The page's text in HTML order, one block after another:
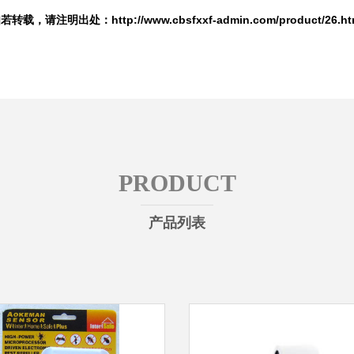
转载，请注明出处：http://www.cbsfxxf-admin.com/product/
PRODUCT
产品列表